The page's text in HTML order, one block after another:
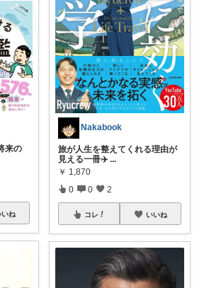
来の
いね
Nakabook
旅が人生を整えてくれる理由が
見える一冊✈️ ...
￥ 1,870
0 0 2
コレ いいね